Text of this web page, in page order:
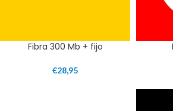
Fibra 300 Mb + fijo
€28,95